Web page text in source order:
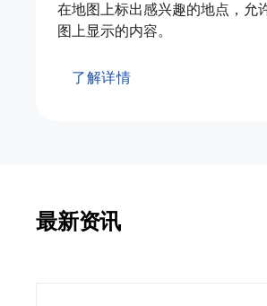
在地图上标出感兴趣的地点，允
图上显示的内容。
了解详情
最新资讯